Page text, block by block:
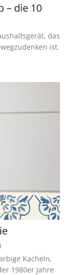
– die 10
das
ist.
Kacheln,
1980er Jahre